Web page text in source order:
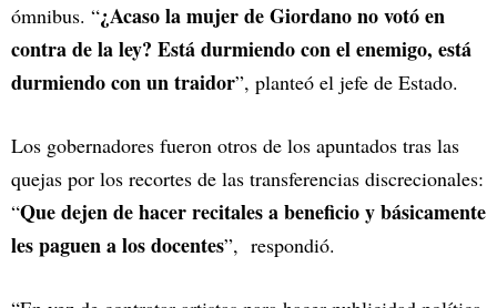
ómnibus. “¿Acaso la mujer de Giordano no votó en
contra de la ley? Está durmiendo con el enemigo, está
durmiendo con un traidor”, planteó el jefe de Estado.
Los gobernadores fueron otros de los apuntados tras las
quejas por los recortes de las transferencias discrecionales:
“Que dejen de hacer recitales a beneficio y básicamente
les paguen a los docentes”, respondió.